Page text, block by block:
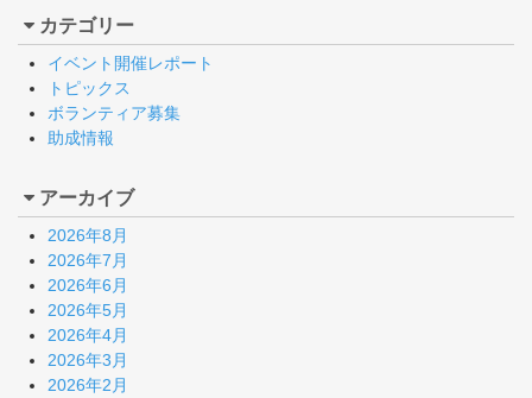
カテゴリー
イベント開催レポート
トピックス
ボランティア募集
助成情報
アーカイブ
2026年8月
2026年7月
2026年6月
2026年5月
2026年4月
2026年3月
2026年2月